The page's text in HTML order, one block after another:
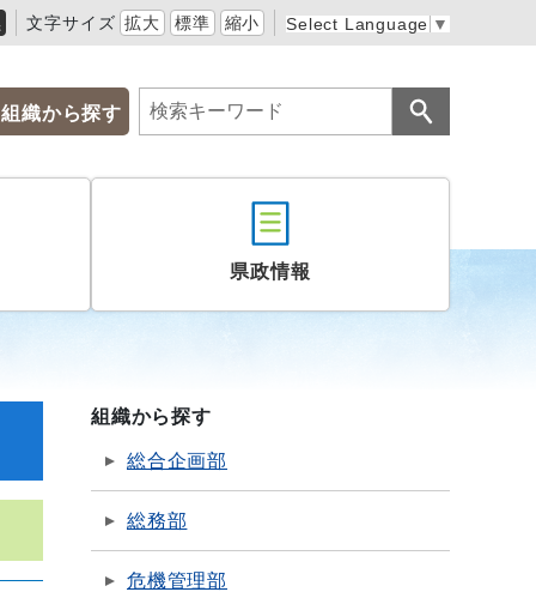
文字サイズ 拡大 標準 縮小 Select Language ▼
組織から探す
県政情報
組織から探す
総合企画部
総務部
危機管理部